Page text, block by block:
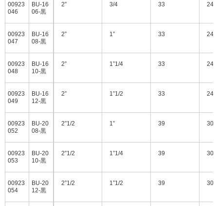
00923
046
BU-16
06-黒
00923
047
BU-16
08-黒
00923
048
BU-16
10-黒
00923
049
BU-16
12-黒
00923
052
BU-20
08-黒
00923
053
BU-20
10-黒
00923
054
BU-20
12-黒
2” 3/4 33 24.5
2” 1” 33 24.5
2” 1”1/4 33 24.5
2” 1”1/2 33 24.5
2”1/2 1” 39 30
2”1/2 1”1/4 39 30
2”1/2 1”1/2 39 30